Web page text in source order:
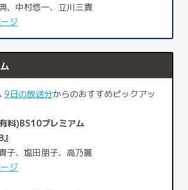
、中村悠一、立川三貴
ジ
9日の放送分からのおすすめピックアッ
料)BS10プレミアム
子、塩田朋子、高乃麗
ジ